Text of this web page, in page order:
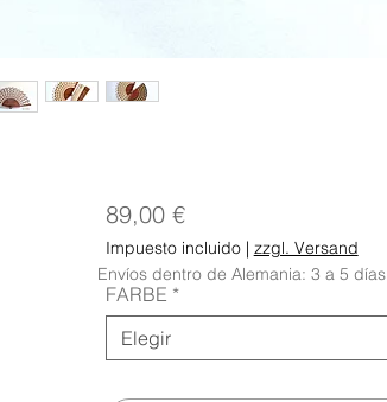
89,00 €Precio
Impuesto incluido| zzgl. Versand
FARBE *
Elegir
Envíos dentro de Alemania: 3 a 5 días